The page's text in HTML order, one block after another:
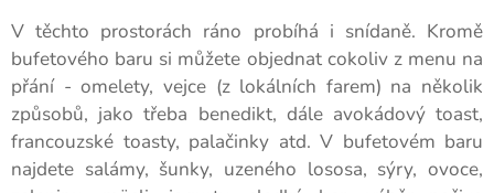
V těchto prostorách ráno probíhá i snídaně. Kromě
bufetového baru si můžete objednat cokoliv z menu na
přání - omelety, vejce (z lokálních farem) na několik
způsobů, jako třeba benedikt, dále avokádový toast,
francouzské toasty, palačinky atd. V bufetovém baru
najdete salámy, šunky, uzeného lososa, sýry, ovoce,